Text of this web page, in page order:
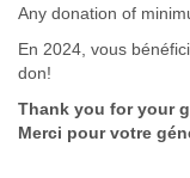
Any donation of
En 2024, vous
don!
Thank you for your
Merci pour votre